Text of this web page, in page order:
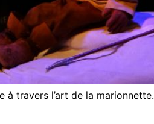
travers l’art de la marionnette.